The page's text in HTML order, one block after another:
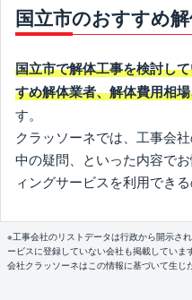
国立市のおすすめ
国立市で解体工事を検討し
すめ解体業者、解体費用相
す。
クラッソーネでは、工事会
中の疑問、といった内容で
ィングサービスを利用でき
※工事会社のリストデータは行政から開示さ
ービスに登録していない会社も掲載してい
会社クラッソーネはこの情報に基づいて生じ